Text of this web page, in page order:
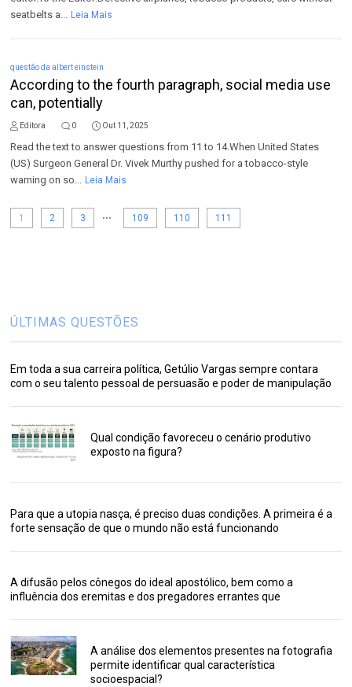
seatbelts a... Leia Mais
questão da albert einstein
According to the fourth paragraph, social media use
can, potentially
Editora 0 Out 11, 2025
Read the text to answer questions from 11 to 14.When United States
(US) Surgeon General Dr. Vivek Murthy pushed for a tobacco-style
warning on so... Leia Mais
1 2 3 ... 109 110 111
ÚLTIMAS QUESTÕES
Em toda a sua carreira política, Getúlio Vargas sempre contara
com o seu talento pessoal de persuasão e poder de manipulação
Qual condição favoreceu o cenário produtivo
exposto na figura?
Para que a utopia nasça, é preciso duas condições. A primeira é a
forte sensação de que o mundo não está funcionando
A difusão pelos cônegos do ideal apostólico, bem como a
influência dos eremitas e dos pregadores errantes que
A análise dos elementos presentes na fotografia
permite identificar qual característica
socioespacial?